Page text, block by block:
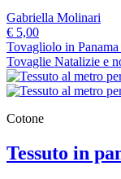
Gabriella Molinari
€ 5,00
Tovagliolo in
Tovaglie Natalizie e
Cotone
Tessuto in